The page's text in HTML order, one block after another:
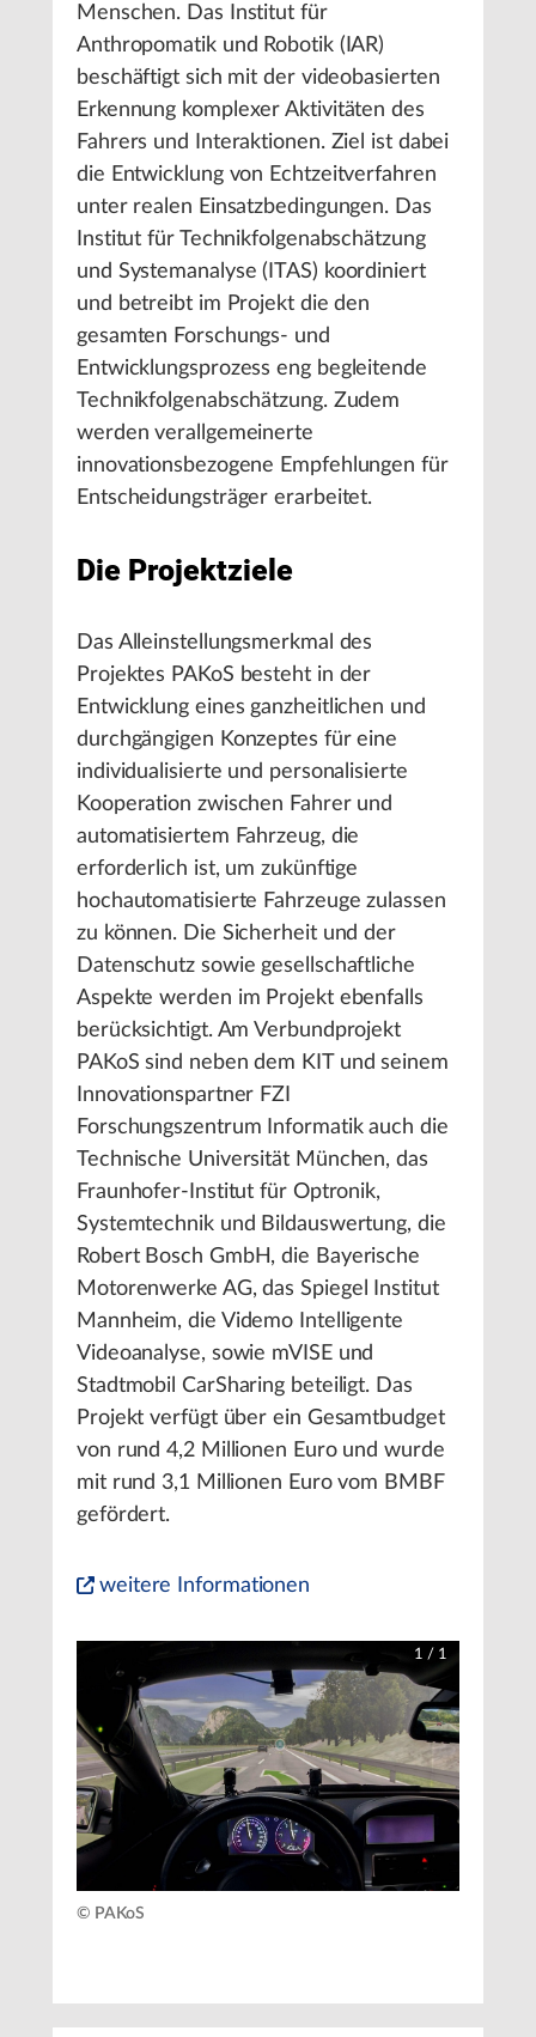
Menschen. Das Institut für
Anthropomatik und Robotik (IAR)
beschäftigt sich mit der videobasierten
Erkennung komplexer Aktivitäten des
Fahrers und Interaktionen. Ziel ist dabei
die Entwicklung von Echtzeitverfahren
unter realen Einsatzbedingungen. Das
Institut für Technikfolgenabschätzung
und Systemanalyse (ITAS) koordiniert
und betreibt im Projekt die den
gesamten Forschungs- und
Entwicklungsprozess eng begleitende
Technikfolgenabschätzung. Zudem
werden verallgemeinerte
innovationsbezogene Empfehlungen für
Entscheidungsträger erarbeitet.
Die Projektziele
Das Alleinstellungsmerkmal des
Projektes PAKoS besteht in der
Entwicklung eines ganzheitlichen und
durchgängigen Konzeptes für eine
individualisierte und personalisierte
Kooperation zwischen Fahrer und
automatisiertem Fahrzeug, die
erforderlich ist, um zukünftige
hochautomatisierte Fahrzeuge zulassen
zu können. Die Sicherheit und der
Datenschutz sowie gesellschaftliche
Aspekte werden im Projekt ebenfalls
berücksichtigt. Am Verbundprojekt
PAKoS sind neben dem KIT und seinem
Innovationspartner FZI
Forschungszentrum Informatik auch die
Technische Universität München, das
Fraunhofer-Institut für Optronik,
Systemtechnik und Bildauswertung, die
Robert Bosch GmbH, die Bayerische
Motorenwerke AG, das Spiegel Institut
Mannheim, die Videmo Intelligente
Videoanalyse, sowie mVISE und
Stadtmobil CarSharing beteiligt. Das
Projekt verfügt über ein Gesamtbudget
von rund 4,2 Millionen Euro und wurde
mit rund 3,1 Millionen Euro vom BMBF
gefördert.
weitere Informationen
1 / 1
© PAKoS